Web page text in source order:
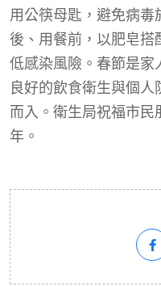
用公筷母匙，避免病毒
後、用餐前，以肥皂搭
低感染風險。春節是家
良好的飲食衛生與個
而入。衛生局祝福市
年。